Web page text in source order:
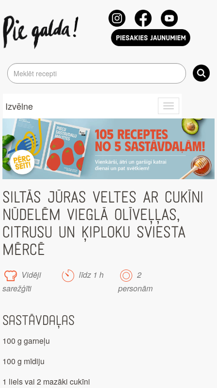
Toggle
navigation
Izvēlne
SILTĀS JŪRAS VELTES AR CUKĪNI
NŪDELĒM VIEGLĀ OLĪVEĻĻAS,
CITRUSU UN ĶIPLOKU SVIESTA
MĒRCĒ
Vidēji
sarežģīti
līdz 1 h
2
personām
Sastāvdaļas
100 g garneļu
100 g mīdiju
1 liels vai 2 mazāki cukīni